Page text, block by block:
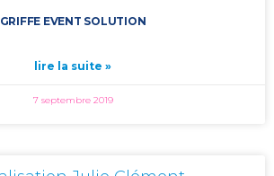
GRIFFE EVENT SOLUTION
lire la suite »
7 septembre 2019